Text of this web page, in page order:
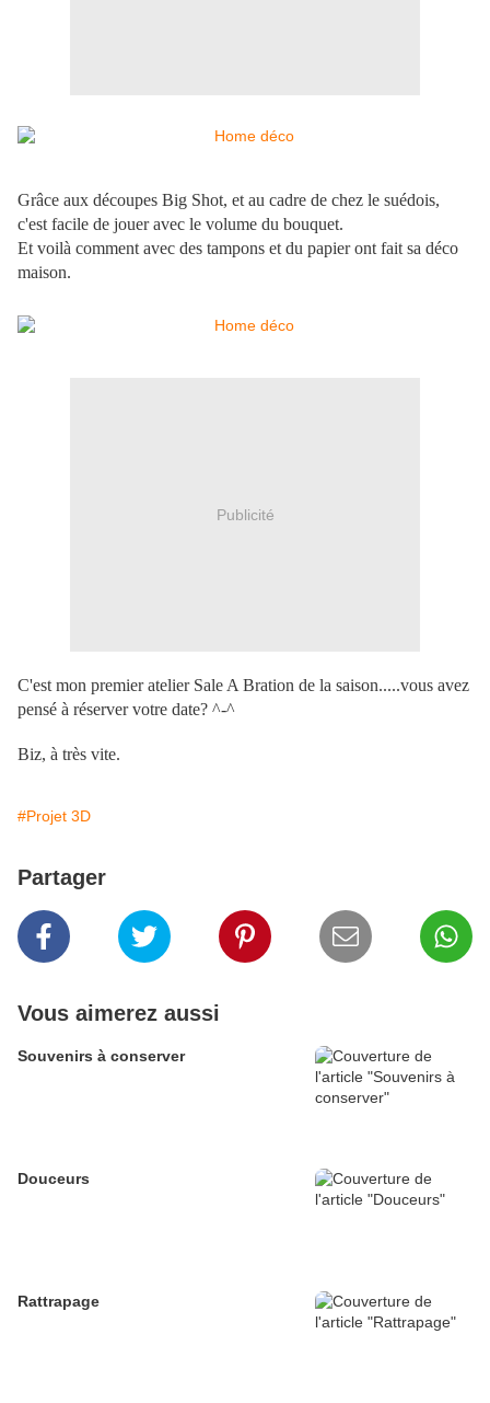
Grâce aux découpes Big Shot, et au cadre de chez le suédois,
c'est facile de jouer avec le volume du bouquet.
Et voilà comment avec des tampons et du papier ont fait sa déco
maison.
Publicité
C'est mon premier atelier Sale A Bration de la saison.....vous avez
pensé à réserver votre date? ^-^
Biz, à très vite.
#Projet 3D
Partager
Vous aimerez aussi
Souvenirs à conserver
Douceurs
Rattrapage